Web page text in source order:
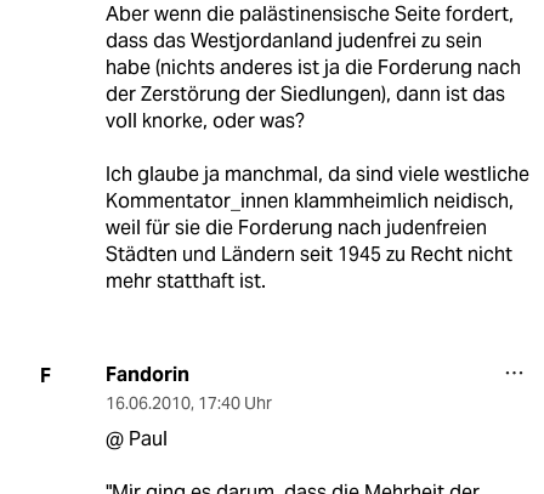
Aber wenn die palästinensische Seite fordert,
dass das Westjordanland judenfrei zu sein
habe (nichts anderes ist ja die Forderung nach
der Zerstörung der Siedlungen), dann ist das
voll knorke, oder was?
Ich glaube ja manchmal, da sind viele westliche
Kommentator_innen klammheimlich neidisch,
weil für sie die Forderung nach judenfreien
Städten und Ländern seit 1945 zu Recht nicht
mehr statthaft ist.
F Fandorin
16.06.2010, 17:40 Uhr
@ Paul